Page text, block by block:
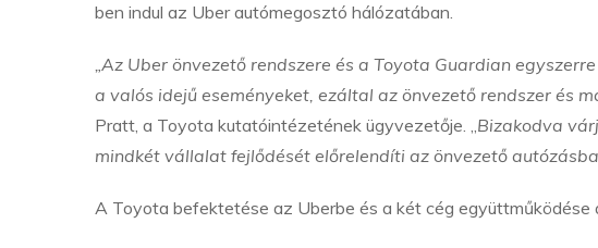
ben indul az Uber autómegosztó hálózatában.
„Az Uber önvezető rendszere és a Toyota Guardian
a valós idejű eseményeket, ezáltal az önvezető rendszer és
Pratt, a Toyota kutatóintézetének ügyvezetője. „Bizakodva
mindkét vállalat fejlődését előrelendíti az önvezető
A Toyota befektetése az Uberbe és a két cég együttműködése